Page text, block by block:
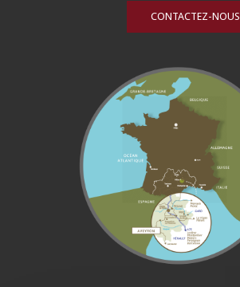
CONTACTEZ-NOUS